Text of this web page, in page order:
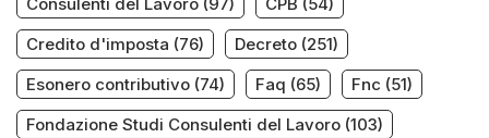
Credito d'imposta (76) Decreto (251)
Esonero contributivo (74) Faq (65) Fnc (51)
Fondazione Studi Consulenti del Lavoro (103)